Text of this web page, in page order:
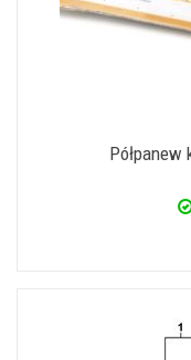
Półpanew